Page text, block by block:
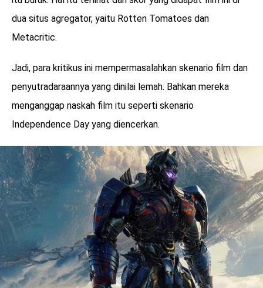
dua situs agregator, yaitu Rotten Tomatoes dan
Metacritic.
Jadi, para kritikus ini mempermasalahkan skenario film dan
penyutradaraannya yang dinilai lemah. Bahkan mereka
menganggap naskah film itu seperti skenario
Independence Day yang diencerkan.